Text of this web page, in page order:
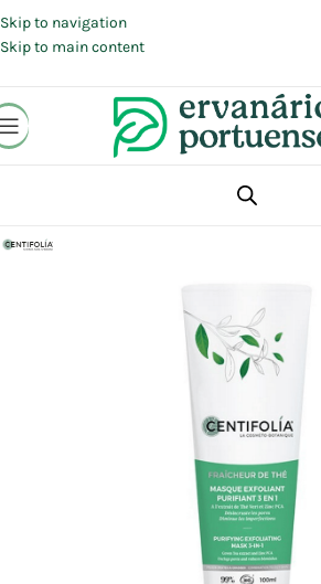
Skip to navigation
Skip to main content
Beleza | Cosmética | Higiene